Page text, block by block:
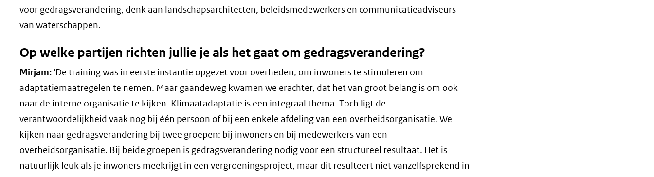
voor gedragsverandering, denk aan landschapsarchitecten, beleidsmedewerkers en communicatieadviseurs
van waterschappen.
Op welke partijen richten jullie je als het gaat om gedragsverandering?
Mirjam: ‘De training was in eerste instantie opgezet voor overheden, om inwoners te stimuleren om
adaptatiemaatregelen te nemen. Maar gaandeweg kwamen we erachter, dat het van groot belang is om ook
naar de interne organisatie te kijken. Klimaatadaptatie is een integraal thema. Toch ligt de
verantwoordelijkheid vaak nog bij één persoon of bij een enkele afdeling van een overheidsorganisatie. We
kijken naar gedragsverandering bij twee groepen: bij inwoners en bij medewerkers van een
overheidsorganisatie. Bij beide groepen is gedragsverandering nodig voor een structureel resultaat. Het is
natuurlijk leuk als je inwoners meekrijgt in een vergroeningsproject, maar dit resulteert niet vanzelfsprekend in